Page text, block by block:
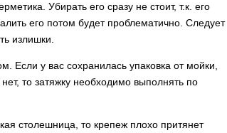
Убирать его сразу не стоит, т.к. его
его потом будет проблематично. Следует
излишки.
Если у вас сохранилась упаковка от мойки,
то затяжку необходимо выполнять по
столешница, то крепеж плохо притянет